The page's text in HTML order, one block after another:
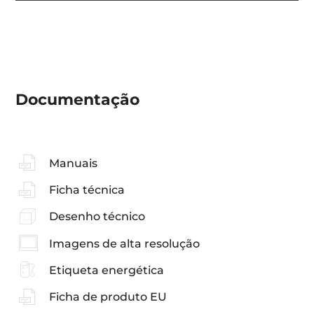
Documentação
Manuais
Ficha técnica
Desenho técnico
Imagens de alta resolução
Etiqueta energética
Ficha de produto EU